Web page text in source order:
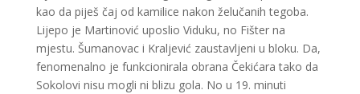
kao da piješ čaj od kamilice nakon želučanih tegoba.
Lijepo je Martinović uposlio Viduku, no Fišter na
mjestu. Šumanovac i Kraljević zaustavljeni u bloku. Da,
fenomenalno je funkcionirala obrana Čekićara tako da
Sokolovi nisu mogli ni blizu gola. No u 19. minuti